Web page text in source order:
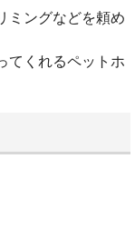
ミングなどを頼め
てくれるペットホ